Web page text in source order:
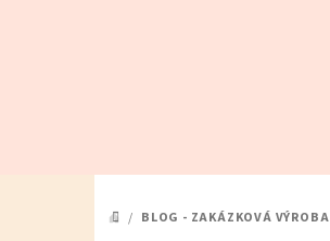
DOMŮ
/ BLOG - ZAKÁZKOVÁ VÝROBA